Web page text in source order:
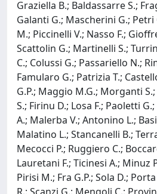
Graziella B.; Baldassarre S.;
Galanti G.; Mascherini G.; Petri
M.; Piccinelli V.; Nasso F.;
Scattolin G.; Martinelli S.;
C.; Colussi G.; Passariello N.;
Famularo G.; Patrizia T.;
G.P.; Maggio M.G.; Morganti
S.; Firinu D.; Losa F.; Paoletti
A.; Malerba V.; Antonino L.;
Malatino L.; Stancanelli B.;
Mecocci P.; Ruggiero C.;
Lauretani F.; Ticinesi A.; Minuz
Pirisi M.; Fra G.P.; Sola D.;